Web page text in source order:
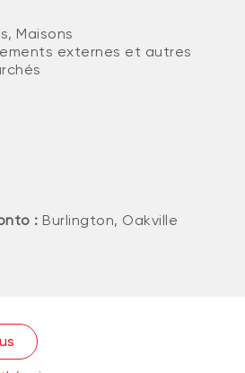
Maisons
externes et autres
: Burlington, Oakville